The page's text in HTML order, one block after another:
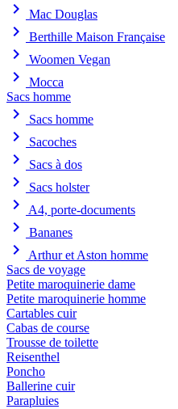
chevron_right Mac Douglas
chevron_right Berthille Maison Française
chevron_right Woomen Vegan
chevron_right
Mocca
Sacs homme
chevron_right Sacs homme
chevron_right Sacoches
chevron_right Sacs à dos
chevron_right Sacs holster
chevron_right A4, porte-documents
chevron_right Bananes
chevron_right
Arthur et Aston homme
Sacs de voyage
Petite maroquinerie dame
Petite maroquinerie homme
Cartables cuir
Cabas de course
Trousse de toilette
Reisenthel
Poncho
Ballerine cuir
Parapluies